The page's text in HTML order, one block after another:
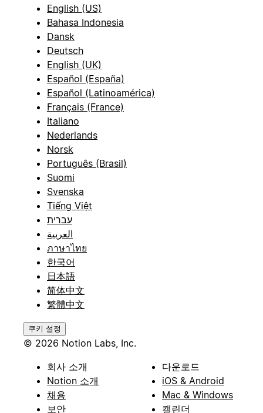
English (US)
Bahasa Indonesia
Dansk
Deutsch
English (UK)
Español (España)
Español (Latinoamérica)
Français (France)
Italiano
Nederlands
Norsk
Português (Brasil)
Suomi
Svenska
Tiếng Việt
עברית
العربية
ภาษาไทย
한국어
日本語
简体中文
繁體中文
쿠키 설정
© 2026 Notion Labs, Inc.
회사 소개
Notion 소개
채용
보안
다운로드
iOS & Android
Mac & Windows
캘린더